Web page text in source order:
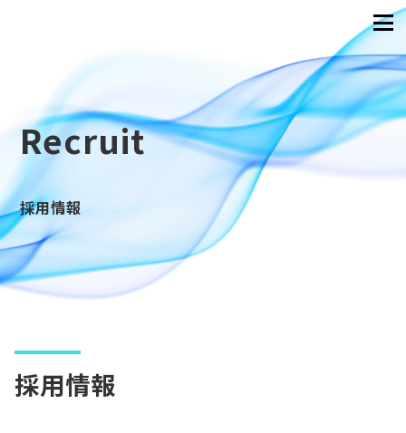
recruit
採用情報
採用情報